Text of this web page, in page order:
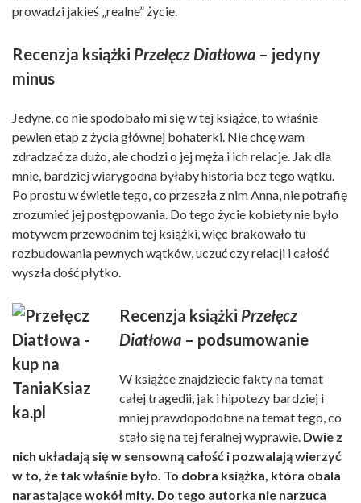
prowadzi jakieś „realne” życie.
Recenzja książki Przełęcz Diatłowa – jedyny
minus
Jedyne, co nie spodobało mi się w tej książce, to właśnie
pewien etap z życia głównej bohaterki. Nie chcę wam
zdradzać za dużo, ale chodzi o jej męża i ich relacje. Jak dla
mnie, bardziej wiarygodna byłaby historia bez tego wątku.
Po prostu w świetle tego, co przeszła z nim Anna, nie potrafię
zrozumieć jej postępowania. Do tego życie kobiety nie było
motywem przewodnim tej książki, więc brakowało tu
rozbudowania pewnych wątków, uczuć czy relacji i całość
wyszła dość płytko.
Recenzja książki Przełęcz
Diatłowa – podsumowanie
W książce znajdziecie fakty na temat
całej tragedii, jak i hipotezy bardziej i
mniej prawdopodobne na temat tego, co
stało się na tej feralnej wyprawie. Dwie z
nich układają się w sensowną całość i pozwalają wierzyć
w to, że tak właśnie było. To dobra książka, która obala
narastające wokół mity. Do tego autorka nie narzuca